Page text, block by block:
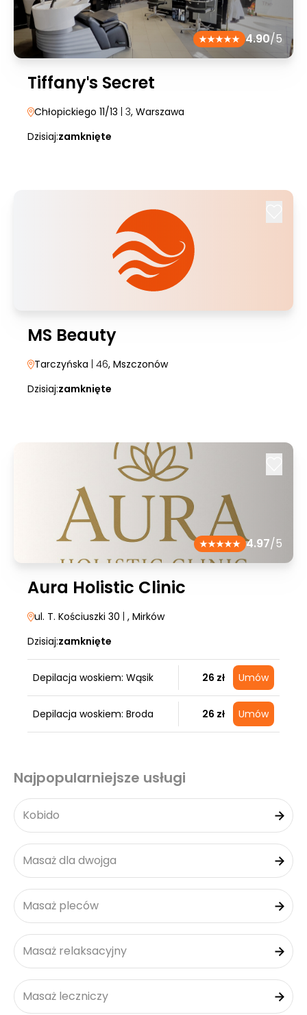
4.90/5
Tiffanyˈs Secret
Chłopickiego 11/13 | 3, Warszawa
Dzisiaj:zamknięte
MS Beauty
Tarczyńska | 46, Mszczonów
Dzisiaj:zamknięte
4.97/5
Aura Holistic Clinic
ul. T. Kościuszki 30 , Mirków
Dzisiaj:zamknięte
Depilacja woskiem: Wąsik 26 zł Umów
Depilacja woskiem: Broda 26 zł Umów
Najpopularniejsze usługi
Kobido
Masaż dla dwojga
Masaż pleców
Masaż relaksacyjny
Masaż leczniczy